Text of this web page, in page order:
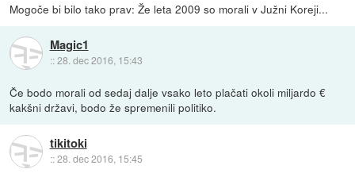
Mogoče bi bilo tako prav: Že leta 2009 so morali v Južni Koreji...
Magic1
::28. dec 2016, 15:43
Če bodo morali od sedaj dalje vsako leto plačati okoli miljardo €
kakšni državi, bodo že spremenili politiko.
tikitoki
::28. dec 2016, 15:45